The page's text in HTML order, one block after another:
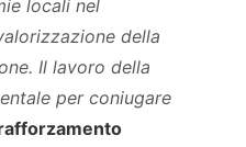
locali nel
della
Il lavoro della
per coniugare